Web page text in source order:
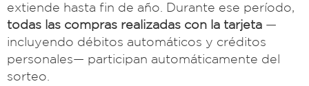
extiende hasta fin de año. Durante ese período,
todas las compras realizadas con la tarjeta —
incluyendo débitos automáticos y créditos
personales— participan automáticamente del
sorteo.